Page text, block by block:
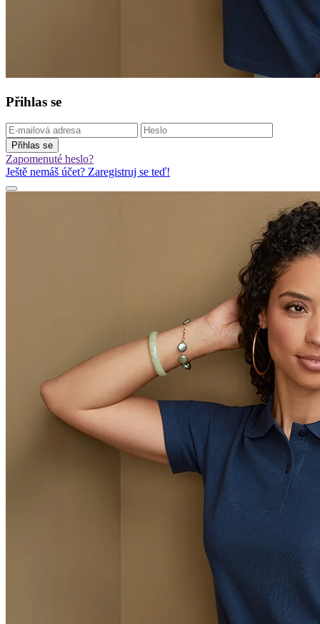
Přihlas se
Přihlas se
Zapomenuté heslo?
Ještě nemáš účet? Zaregistruj se teď!